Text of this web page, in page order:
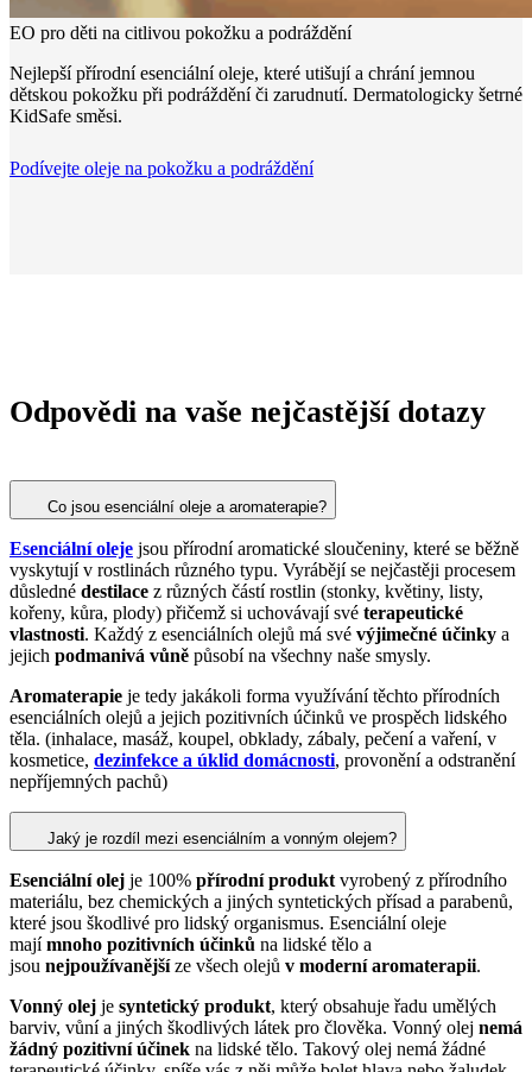
EO pro děti na citlivou pokožku a podráždění
Nejlepší přírodní esenciální oleje, které utišují a chrání jemnou
dětskou pokožku při podráždění či zarudnutí. Dermatologicky šetrné
KidSafe směsi.
Podívejte oleje na pokožku a podráždění
Odpovědi na vaše nejčastější dotazy
Co jsou esenciální oleje a aromaterapie?
Esenciální oleje jsou přírodní aromatické sloučeniny, které se běžně
vyskytují v rostlinách různého typu. Vyrábějí se nejčastěji procesem
důsledné destilace z různých částí rostlin (stonky, květiny, listy,
kořeny, kůra, plody) přičemž si uchovávají své terapeutické
vlastnosti. Každý z esenciálních olejů má své výjimečné účinky a
jejich podmanivá vůně působí na všechny naše smysly.
Aromaterapie je tedy jakákoli forma využívání těchto přírodních
esenciálních olejů a jejich pozitivních účinků ve prospěch lidského
těla. (inhalace, masáž, koupel, obklady, zábaly, pečení a vaření, v
kosmetice, dezinfekce a úklid domácnosti, provonění a odstranění
nepříjemných pachů)
Jaký je rozdíl mezi esenciálním a vonným olejem?
Esenciální olej je 100% přírodní produkt vyrobený z přírodního
materiálu, bez chemických a jiných syntetických přísad a parabenů,
které jsou škodlivé pro lidský organismus. Esenciální oleje
majímnoho pozitivních účinků na lidské tělo a
jsou nejpoužívanějšíze všech olejů v moderní aromaterapii.
Vonný olej je syntetický produkt, který obsahuje řadu umělých
barviv, vůní a jiných škodlivých látek pro člověka. Vonný olej nemá
žádný pozitivní účinek na lidské tělo. Takový olej nemá žádné